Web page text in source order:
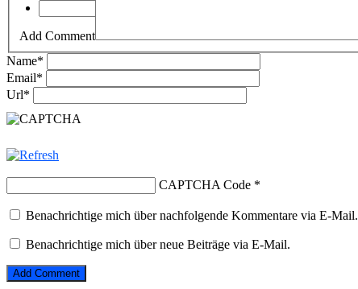
Add Comment
Name*
Email*
Url*
CAPTCHA Code *
Benachrichtige mich über nachfolgende Kommentare via E-Mail.
Benachrichtige mich über neue Beiträge via E-Mail.